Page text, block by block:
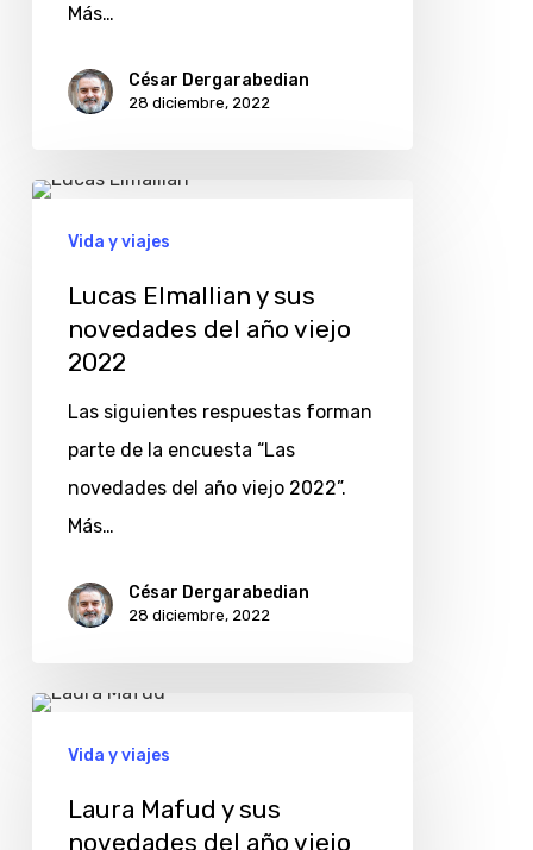
Más…
César Dergarabedian
28 diciembre, 2022
Lucas
Elmallian
novedades
viejo
2022
Vida y viajes
Lucas Elmallian y sus
novedades del año viejo
2022
Las siguientes respuestas forman
parte de la encuesta “Las
novedades del año viejo 2022”.
Más…
César Dergarabedian
28 diciembre, 2022
Laura
MafudVida y viajes
Laura Mafud y sus
novedades del año viejo